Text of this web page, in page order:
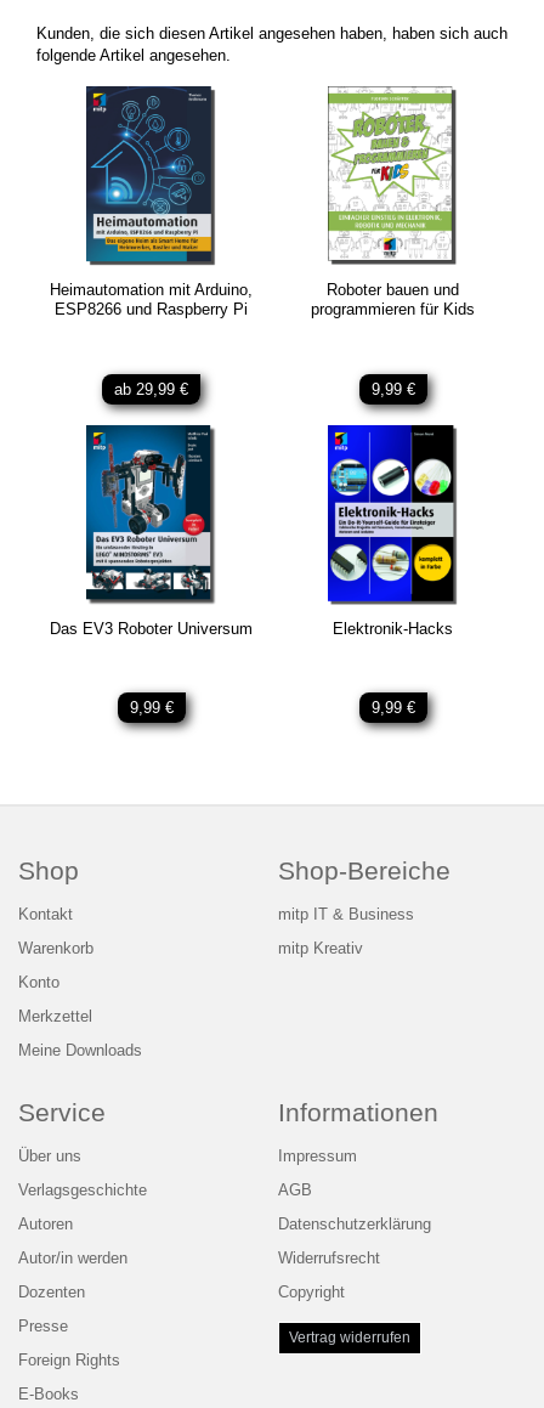
Kunden, die sich diesen Artikel angesehen haben, haben sich auch
folgende Artikel angesehen.
Heimautomation mit Arduino,
ESP8266 und Raspberry Pi
ab 29,99 €
Roboter bauen und
programmieren für Kids
9,99 €
Das EV3 Roboter Universum
9,99 €
Elektronik-Hacks
9,99 €
Shop
Kontakt
Warenkorb
Konto
Merkzettel
Meine Downloads
Shop-Bereiche
mitp IT & Business
mitp Kreativ
Service
Über uns
Verlagsgeschichte
Autoren
Autor/in werden
Dozenten
Presse
Foreign Rights
E-Books
Informationen
Impressum
AGB
Datenschutzerklärung
Widerrufsrecht
Copyright
Vertrag widerrufen